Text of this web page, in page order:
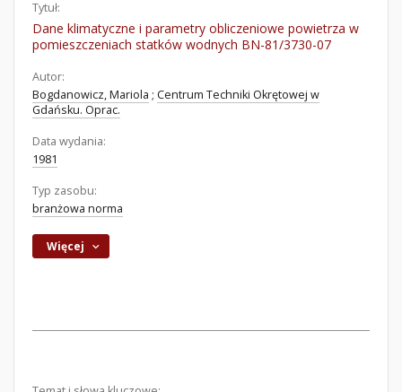
Tytuł:
Dane klimatyczne i parametry obliczeniowe powietrza w
pomieszczeniach statków wodnych BN-81/3730-07
Autor:
Bogdanowicz, Mariola ; Centrum Techniki Okrętowej w
Gdańsku. Oprac.
Data wydania:
1981
Typ zasobu:
branżowa norma
Więcej